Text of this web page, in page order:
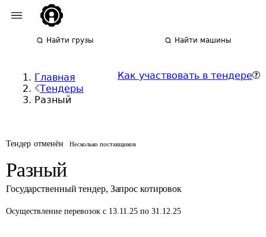
Найти грузы Найти машины
Главная
Тендеры
Разный
Как участвовать в тендере
Тендер отменён Несколько поставщиков
Разный
Государственный тендер, Запрос котировок
Осуществление перевозок с 13.11.25 по 31.12.25